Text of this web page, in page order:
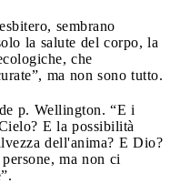
sembrano
la salute del corpo, la
che
ma non sono tutto.
p. Wellington. “E i
E la possibilità
dell'anima? E Dio?
ma non ci